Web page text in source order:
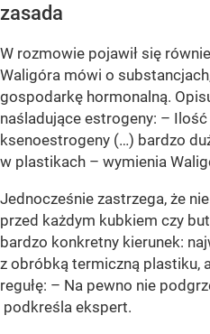
zasada
W rozmowie pojawił się
Waligóra mówi o
gospodarkę hormonalną.
naśladujące estrogeny: –
ksenoestrogeny (…) bardzo
w plastikach – wymienia
Jednocześnie zastrzega, że
przed każdym kubkiem czy
bardzo konkretny kierunek:
z obróbką termiczną plastiku,
regułę: – Na pewno nie
podkreśla ekspert.